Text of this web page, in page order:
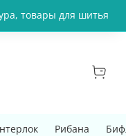
товары для шитья
Рибана